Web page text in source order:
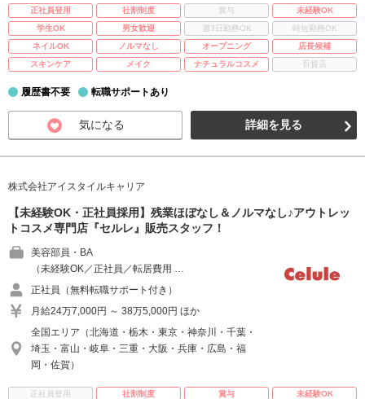
正社員登用 社割制度 賞与
未経験OK
学生OK
男女歓迎 週3日勤務OK
時短勤務OK
ネイルOK
ノルマなし オープニング
店長候補
スキンケア
メイク ナチュラルコスメ 百貨店
履歴書不要 転職サポートあり
気になる 詳細を見る
株式会社アイスタイルキャリア
【未経験OK・正社員採用】残業ほぼなし＆ノルマなし♪アウトレッ
トコスメ専門店『セルレ』販売スタッフ！
美容部員・BA
（未経験OK／正社員／転居費用 …
正社員（無料転職サポート付き）
月給24万7,000円 ～ 38万5,000円 ほか
全国エリア（北海道・栃木・東京・神奈川・千葉・
埼玉・富山・岐阜・三重・大阪・兵庫・広島・福
岡・佐賀）
正社員登用 社割制度 賞与
未経験OK